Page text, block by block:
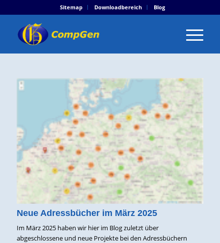
Sitemap Downloadbereich Blog
Neue Adressbücher im März 2025
Im März 2025 haben wir hier im Blog zuletzt über
abgeschlossene und neue Projekte bei den Adressbüchern